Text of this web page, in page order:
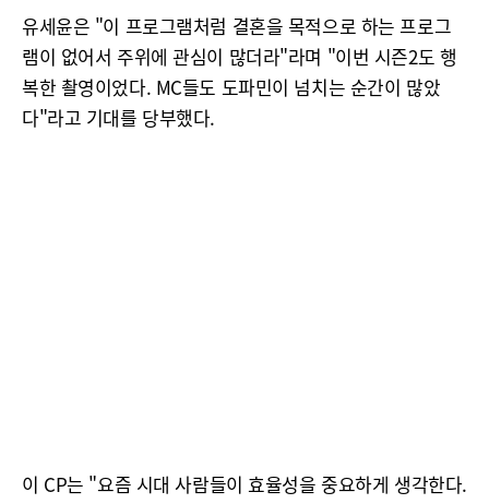
유세윤은 "이 프로그램처럼 결혼을 목적으로 하는 프로그
램이 없어서 주위에 관심이 많더라"라며 "이번 시즌2도 행
복한 촬영이었다. MC들도 도파민이 넘치는 순간이 많았
다"라고 기대를 당부했다.
이 CP는 "요즘 시대 사람들이 효율성을 중요하게 생각한다.